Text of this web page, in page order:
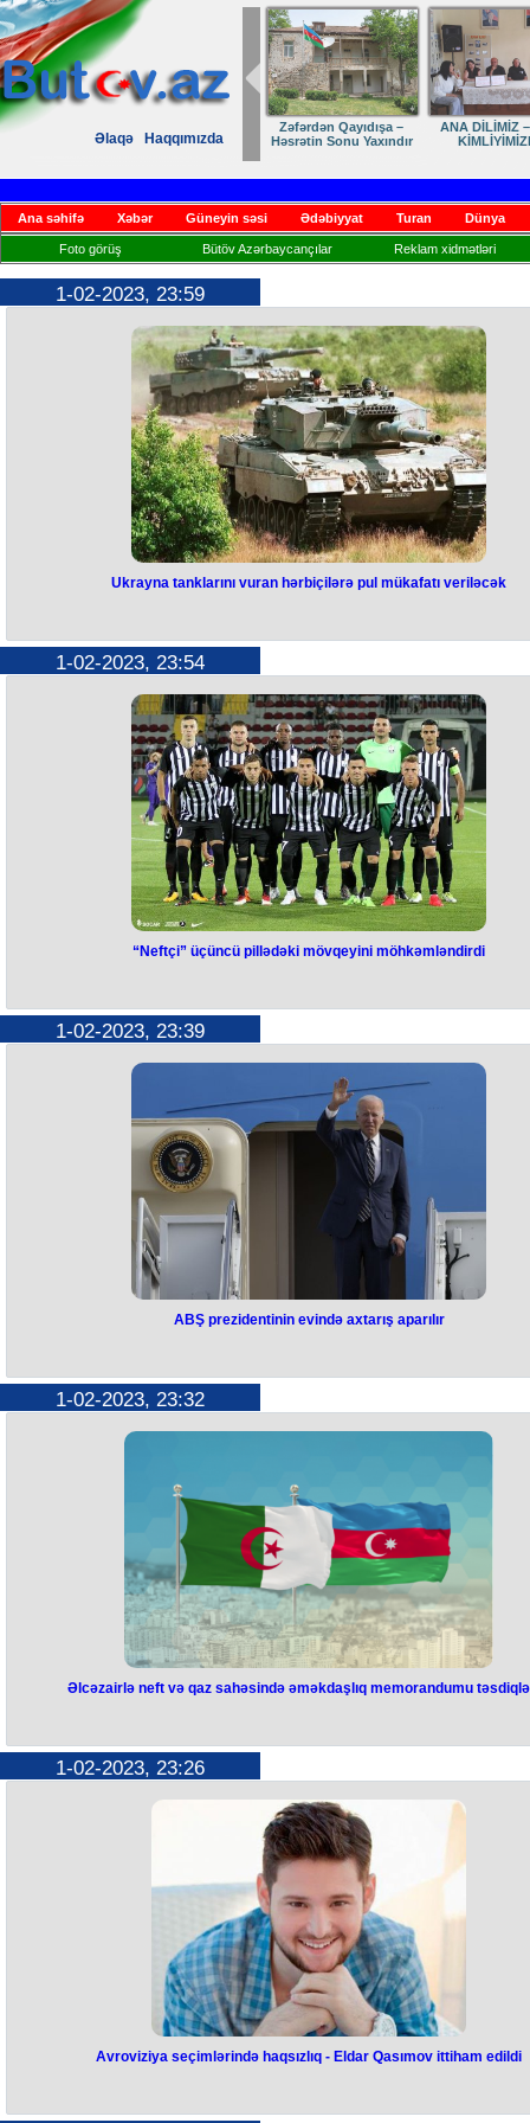
Əlaqə Haqqımızda
Zəfərdən Qayıdışa –
Həsrətin Sonu Yaxındır
ANA DİLİMİZ
Ana səhifə Xəbər Güneyin səsi Ədəbiyyat Turan Dünya
Foto görüş Bütöv Azərbaycançılar Reklam xidmətləri
1-02-2023, 23:59
hərbiçilərə pul mükafatı
vuran hərbçilərə mükafat verəcək.Butov.azxəbər verir ki, 5 milyon
(təxminən 72 min dollar) mükafatı Rusiyanın FORES şirkəti təqdim
edəcək. Kreml şirkətin təşəbbüsünü dəstəkləyib. Rusiya
sözçüsü Dmitri Peskov bildirib ki, rus hərbçiləri Qərbin Kiyevə tədarük
edəcəyi bütün tankları məhv edəcək, lakin mükafat əsgərlər üçün
stimul rolunu oynayacaq. Qeyd edək ki, ABŞ "Abrams", Almaniya
"Leopard 2" tanklarını Ukraynaya göndərməyə qərar verib.
Ukrayna tanklarını vuran hərbiçilərə pul mükafatı veriləcək
1-02-2023, 23:54
mövqeyini möhkəmləndirdi
klubları üz-üzə gəliblər. Matç "Neftçi"nin 1:0 hesablı qələbəsi ilə başa
çatıb. Bu nəticədən sonra xallarının sayını 41-ə çatdıran “Neftçi”
pillədəki mövqeyini bir qədər də möhkəmlədib. “Zirə” isə 31 xalla
dördüncü yerdə qalıb.
“Neftçi” üçüncü pillədəki mövqeyini möhkəmləndirdi
1-02-2023, 23:39
aparılır
telekanalı məlumat yayıb. Bildirilir ki, axtarış ABŞ Ədliyyə Nazirliyinin
evdə məxfi sənədlər axtarılır.
ABŞ prezidentinin evində axtarış aparılır
1-02-2023, 23:32
əməkdaşlıq memorandumu
təsdiqləndi
2022-ci il noyabrın 29-da Əlcəzair şəhərində imzalanmış
Respublikası Hökuməti ilə Əlcəzair Xalq Demokratik Respublikası
Hökuməti arasında neft və qaz sahəsində əməkdaşlıq haqqında
Memorandumu” təsdiq edilib. Azərbaycan Respublikasının Prezidenti
İlham Əliyev bununla bağlı Fərman imzalayıb. Fərmana əsasən,
Memorandumu qüvvəyə mindikdən sonra Azərbaycan
Energetika Nazirliyi onun müddəalarının həyata keçirilməsini təmin
edəcək. Həmçinin Azərbaycan Respublikasının Xarici İşlər Nazirliyi
Anlaşma Memorandumunun qüvvəyə minməsi üçün zəruri olan
dövlətdaxili prosedurların yerinə yetirildiyi barədə Əlcəzair Xalq
Demokratik Respublikası Hökumətinə bildiriş göndərəcək.
Əlcəzairlə neft və qaz sahəsində əməkdaşlıq memorandumu
1-02-2023, 23:26
Avroviziya seçimlərində haqsızlıq - Eldar Qasımov ittiham edildi